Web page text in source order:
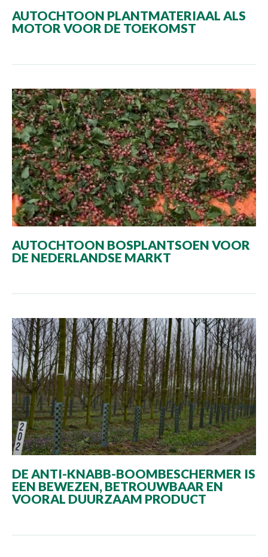
AUTOCHTOON PLANTMATERIAAL ALS
MOTOR VOOR DE TOEKOMST
AUTOCHTOON BOSPLANTSOEN VOOR
DE NEDERLANDSE MARKT
DE ANTI-KNABB-BOOMBESCHERMER IS
EEN BEWEZEN, BETROUWBAAR EN
VOORAL DUURZAAM PRODUCT